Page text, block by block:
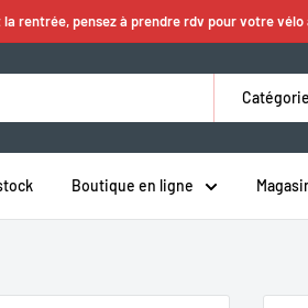
la rentrée, pensez à prendre rdv pour votre
Boutique en ligne